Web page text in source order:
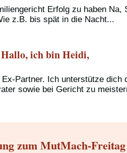
Erfolg zu haben
z.B. bis spät in die Nacht...
Hallo, ich bin Heidi,
Partner. Ich unterstütze dich
sowie bei Gericht zu
zum MutMach-Freitag